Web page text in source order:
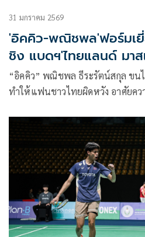
31 มกราคม 2569
'อิคคิว-พณิชพล'ฟอร์มเยี่
ชิง แบดฯ'ไทยแลนด์ มา
“อิคคิว” พณิชพล ธีระรัตน์สกุล ขน
ทำให้แฟนชาวไทยผิดหวัง อาศัยคว
ชนะเลิศแบดมินตัน “ปริ๊นเซส สิริ
2026” โดยจะเข้าไปพบกับ โม ซา